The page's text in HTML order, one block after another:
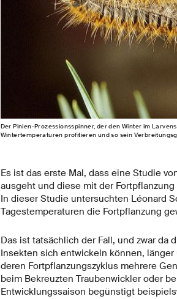
Der Pinien-Prozessionsspinner, der den Winter im
Wintertemperaturen profitieren und so sein
Es ist das erste Mal, dass eine Studie
ausgeht und diese mit der
In dieser Studie untersuchten Léonard
Tagestemperaturen die Fortpflanzung
Das ist tatsächlich der Fall, und zwar
Insekten sich entwickeln können,
deren Fortpflanzungszyklus mehrere
beim Bekreuzten Traubenwickler oder
Entwicklungssaison begünstigt